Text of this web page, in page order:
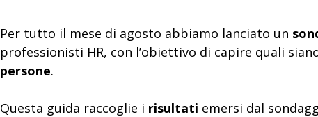
Per tutto il mese di agosto abbiamo lanciato un
professionisti HR, con l’obiettivo di capire quali
persone.
Questa guida raccoglie i risultati emersi dal